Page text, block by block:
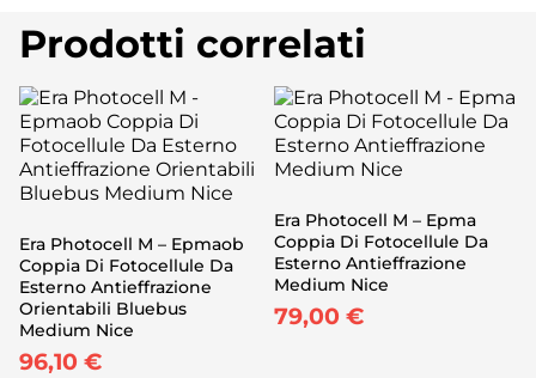
Prodotti correlati
Era Photocell M – Epmaob
Coppia Di Fotocellule Da
Esterno Antieffrazione
Orientabili Bluebus
Medium Nice
96,10 €
Era Photocell M – Epma
Coppia Di Fotocellule Da
Esterno Antieffrazione
Medium Nice
79,00 €